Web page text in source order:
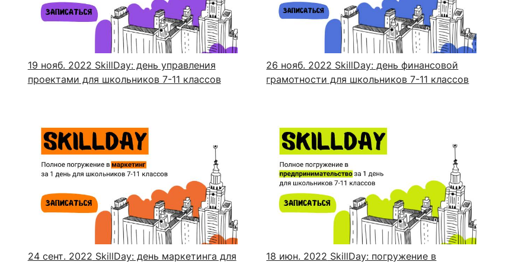
Закрепление
и трудоустройство
трудоустройству
Информационные ресурсы
Читальный зал
Информационно-аналитический отдел
ИИ в образовании
Студентам
факультета»
Контакты
19 нояб. 2022 SkillDay: день управления
проектами для школьников 7-11 классов
26 нояб. 2022 SkillDay: день финансовой
грамотности для школьников 7-11 классов
24 сент. 2022 SkillDay: день маркетинга для
18 июн. 2022 SkillDay: погружение в